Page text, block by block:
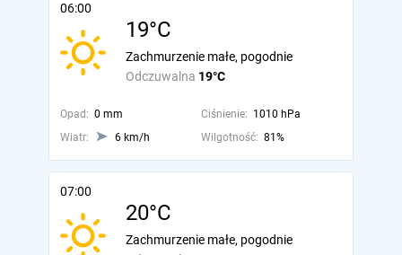
06:00
19°C
Odczuwalna 19°C
Zachmurzenie małe, pogodnie
Opad: 0 mm Ciśnienie: 1010 hPa
Wiatr:
6 km/h Wilgotność: 81%
07:00
20°C
Zachmurzenie małe, pogodnie